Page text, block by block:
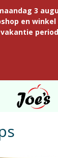
3
en
vakantie